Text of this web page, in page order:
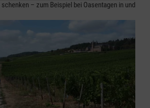
schenken – zum Beispiel bei Oasentagen in und